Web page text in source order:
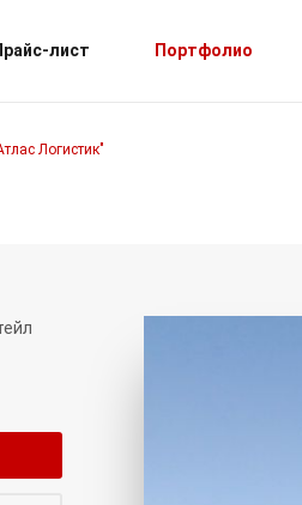
лист Портфолио
Логистик"